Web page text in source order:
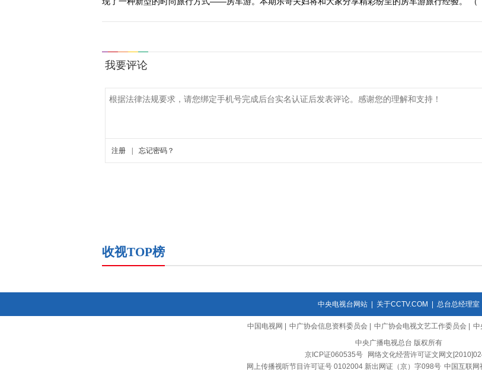
收视TOP榜
中央电视台网站| 关于CCTV.COM 总台总经理室
中国电视网 中广协会信息资料委员会 中广协会电视文艺工作委员会
中
中央广播电视总台 版权所有
京ICP证060535号
网络文化经营许可证文网文
网上传播视听节目许可证号 0102004 新出网证（京）字098号 中国互联网